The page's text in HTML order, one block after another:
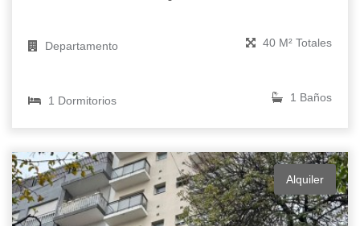
Departamento 40 M² Totales
1 Dormitorios 1 Baños
Alquiler